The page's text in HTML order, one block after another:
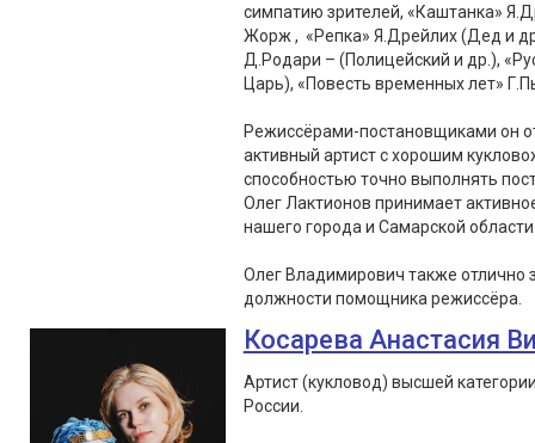
симпатию зрителей, «Каштанка»
Жорж , «Репка» Я.Дрейлих (Дед и
Д.Родари – (Полицейский и др.),
Царь), «Повесть временных лет»
Режиссёрами-постановщиками он
активный артист с хорошим
способностью точно выполнять
Олег Лактионов принимает
нашего города и Самарской
Олег Владимирович также
должности помощника режиссёра.
Косарева Анастасия
Артист (кукловод) высшей
России.